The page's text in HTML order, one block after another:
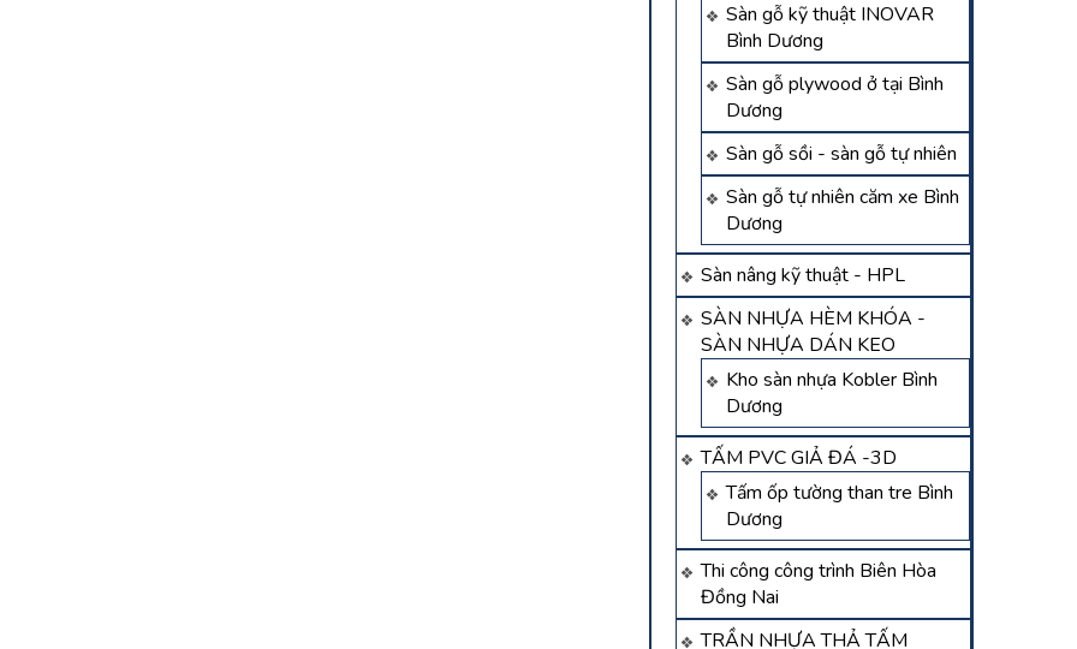
Sàn gỗ kỹ thuật INOVAR
Bình Dương
Sàn gỗ plywood ở tại Bình
Dương
Sàn gỗ sồi - sàn gỗ tự nhiên
Sàn gỗ tự nhiên căm xe Bình
Dương
Sàn nâng kỹ thuật - HPL
SÀN NHỰA HÈM KHÓA -
SÀN NHỰA DÁN KEO
Kho sàn nhựa Kobler Bình
Dương
TẤM PVC GIẢ ĐÁ -3D
Tấm ốp tường than tre Bình
Dương
Thi công công trình Biên Hòa
Đồng Nai
TRẦN NHỰA THẢ TẤM